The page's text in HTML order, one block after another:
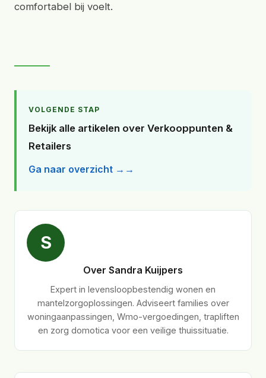
comfortabel bij voelt.
VOLGENDE STAP
Bekijk alle artikelen over Verkooppunten &
Retailers
Ga naar overzicht →
S
Over Sandra Kuijpers
Expert in levensloopbestendig wonen en
mantelzorgoplossingen. Adviseert families over
woningaanpassingen, Wmo-vergoedingen, trapliften
en zorg domotica voor een veilige thuissituatie.